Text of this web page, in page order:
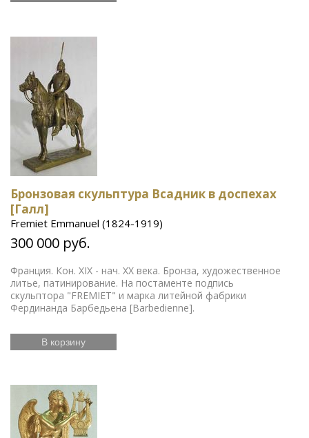
Бронзовая скульптура Всадник в доспехах
[Галл]
Fremiet Emmanuel (1824-1919)
300 000 руб.
Франция. Кон. XIX - нач. ХХ века. Бронза, художественное
литье, патинирование. На постаменте подпись
скульптора "FREMIET" и марка литейной фабрики
Фердинанда Барбедьена [Barbedienne].
В корзину